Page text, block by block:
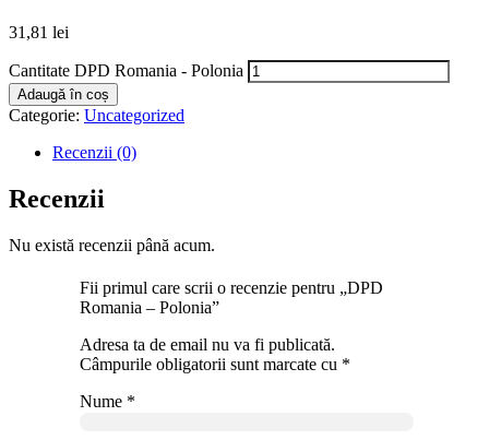
31,81 lei
Cantitate DPD Romania - Polonia
Adaugă în coș
Categorie: Uncategorized
Recenzii (0)
Recenzii
Nu există recenzii până acum.
Fii primul care scrii o recenzie pentru „DPD
Romania – Polonia”
Adresa ta de email nu va fi publicată.
Câmpurile obligatorii sunt marcate cu *
Nume *